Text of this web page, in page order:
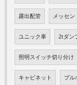
露出配管 メッセン
ユニック車 2tダン
照明スイッチ切り分け
キャビネット プル